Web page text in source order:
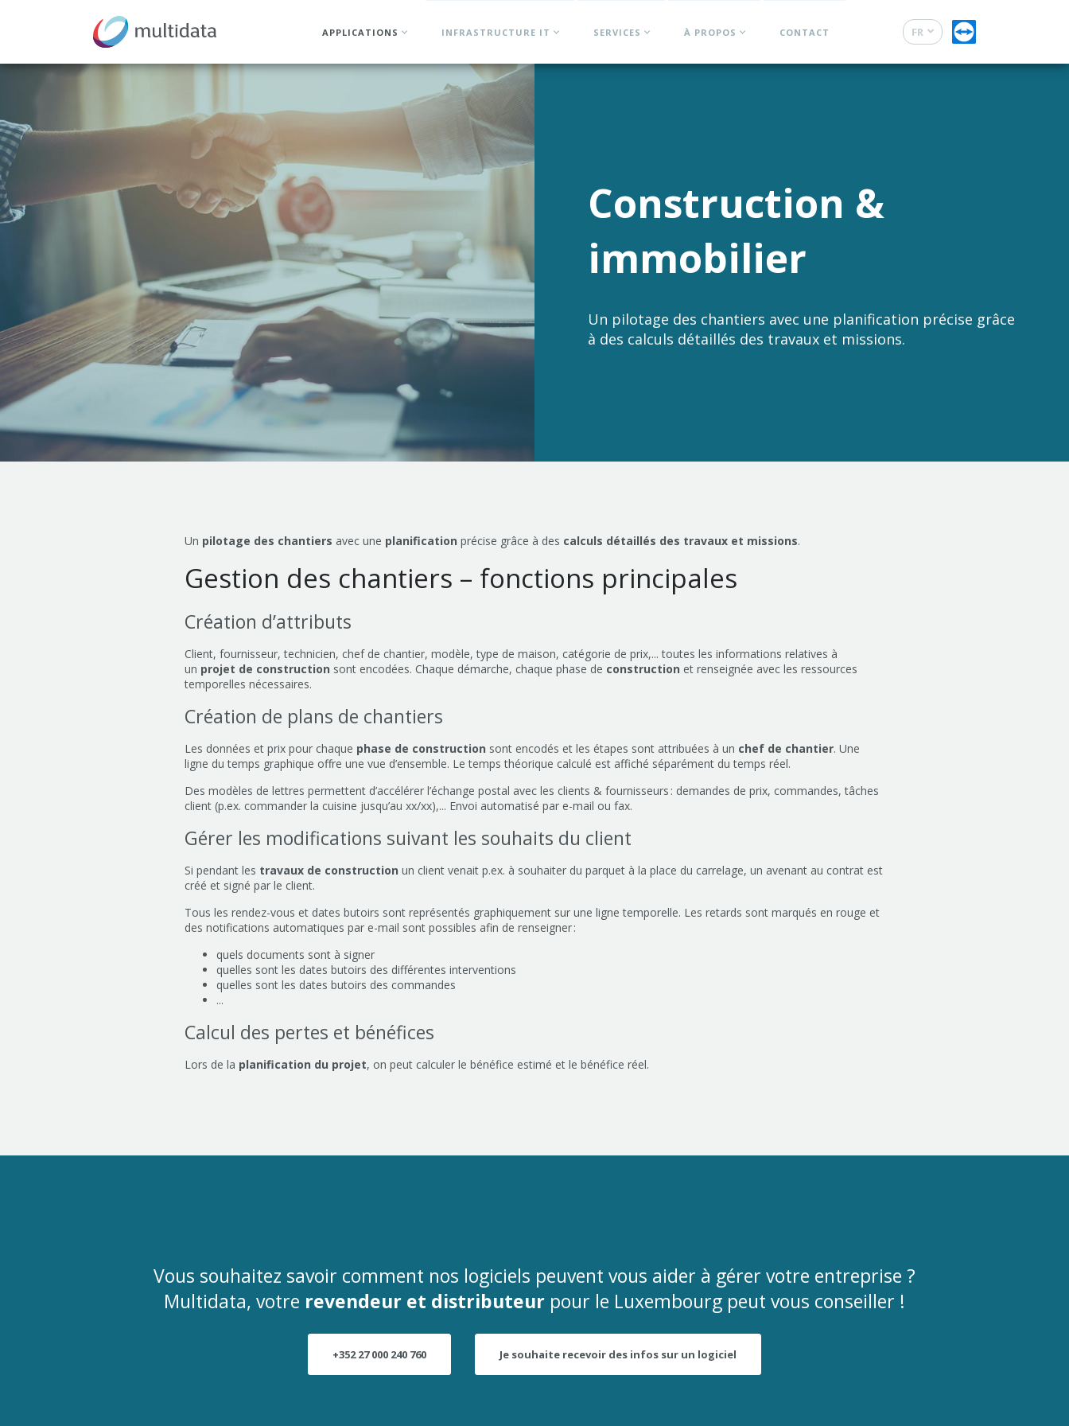
FR
APPLICATIONS INFRASTRUCTURE IT SERVICES À PROPOS CONTACT
Construction &
immobilier
Un pilotage des chantiers avec une planification précise grâce
à des calculs détaillés des travaux et missions.
Un pilotage des chantiers avec une planification précise grâce à des calculs détaillés des travaux et missions.
Gestion des chantiers – fonctions principales
Création d’attributs
Client, fournisseur, technicien, chef de chantier, modèle, type de maison, catégorie de prix,... toutes les informations relatives à
un projet de construction sont encodées. Chaque démarche, chaque phase de construction et renseignée avec les ressources
temporelles nécessaires.
Création de plans de chantiers
Les données et prix pour chaque phase de construction sont encodés et les étapes sont attribuées à un chef de chantier. Une
ligne du temps graphique offre une vue d’ensemble. Le temps théorique calculé est affiché séparément du temps réel.
Des modèles de lettres permettent d’accélérer l’échange postal avec les clients & fournisseurs : demandes de prix, commandes, tâches
client (p.ex. commander la cuisine jusqu’au xx/xx),... Envoi automatisé par e-mail ou fax.
Gérer les modifications suivant les souhaits du client
Si pendant les travaux de construction un client venait p.ex. à souhaiter du parquet à la place du carrelage, un avenant au contrat est
créé et signé par le client.
Tous les rendez-vous et dates butoirs sont représentés graphiquement sur une ligne temporelle. Les retards sont marqués en rouge et
des notifications automatiques par e-mail sont possibles afin de renseigner :
quels documents sont à signer
quelles sont les dates butoirs des différentes interventions
quelles sont les dates butoirs des commandes
...
Calcul des pertes et bénéfices
Lors de la planification du projet, on peut calculer le bénéfice estimé et le bénéfice réel.
Vous souhaitez savoir comment nos logiciels peuvent vous aider à gérer votre entreprise ?
Multidata, votre revendeur et distributeur pour le Luxembourg peut vous conseiller !
+352 27 000 240 760 Je souhaite recevoir des infos sur un logiciel